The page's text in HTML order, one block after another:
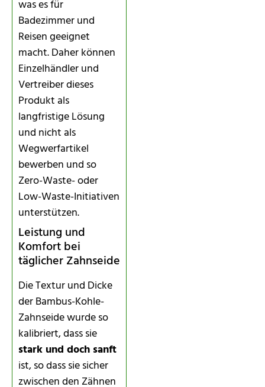
was es für
Badezimmer und
Reisen geeignet
macht. Daher können
Einzelhändler und
Vertreiber dieses
Produkt als
langfristige Lösung
und nicht als
Wegwerfartikel
bewerben und so
Zero-Waste- oder
Low-Waste-Initiativen
unterstützen.
Leistung und
Komfort bei
täglicher Zahnseide
Die Textur und Dicke
der Bambus-Kohle-
Zahnseide wurde so
kalibriert, dass sie
stark und doch sanft
ist, so dass sie sicher
zwischen den Zähnen